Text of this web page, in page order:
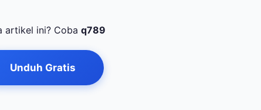
artikel ini? Coba q789
Unduh Gratis